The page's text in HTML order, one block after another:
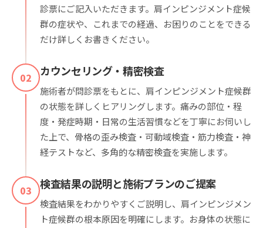
診票にご記入いただきます。肩インピンジメント症候
群の症状や、これまでの経過、お困りのことをできる
だけ詳しくお書きください。
02 カウンセリング・精密検査
施術者が問診票をもとに、肩インピンジメント症候群
の状態を詳しくヒアリングします。痛みの部位・程
度・発症時期・日常の生活習慣などを丁寧にお伺いし
た上で、骨格の歪み検査・可動域検査・筋力検査・神
経テストなど、多角的な精密検査を実施します。
03 検査結果の説明と施術プランのご提案
検査結果をわかりやすくご説明し、肩インピンジメン
ト症候群の根本原因を明確にします。お身体の状態に